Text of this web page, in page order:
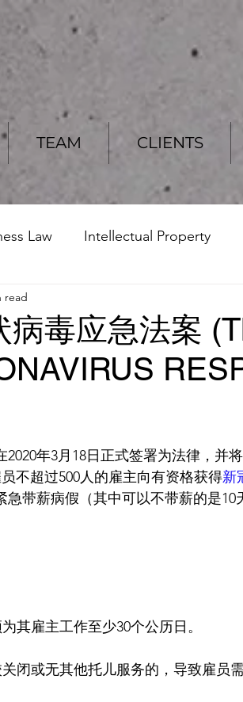
TEAM CLIENTS
Law Intellectual Property
病毒应急法案
read
年3月18日正式签署为法律，并
不超过500人的雇主向有资格获得新
带薪病假（其中可以不带薪的是10
其雇主工作至少30个公历日。
闭或无其他托儿服务的，导致雇员